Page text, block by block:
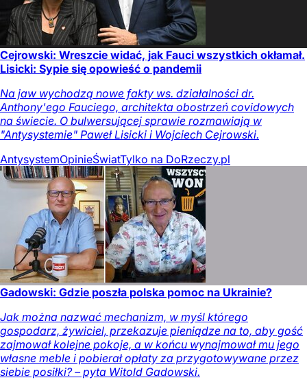
Cejrowski: Wreszcie widać, jak Fauci wszystkich okłamał.
Lisicki: Sypie się opowieść o pandemii
Na jaw wychodzą nowe fakty ws. działalności dr.
Anthony'ego Fauciego, architekta obostrzeń covidowych
na świecie. O bulwersującej sprawie rozmawiają w
"Antysystemie" Paweł Lisicki i Wojciech Cejrowski.
AntysystemOpinieŚwiatTylko na DoRzeczy.pl
Gadowski: Gdzie poszła polska pomoc na Ukrainie?
Jak można nazwać mechanizm, w myśl którego
gospodarz, żywiciel, przekazuje pieniądze na to, aby gość
zajmował kolejne pokoje, a w końcu wynajmował mu jego
własne meble i pobierał opłaty za przygotowywane przez
siebie posiłki? – pyta Witold Gadowski.